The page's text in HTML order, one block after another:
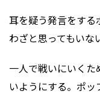
耳を疑う発言をする
わざと思ってもいな
一人で戦いにいく
いようにする。ポ